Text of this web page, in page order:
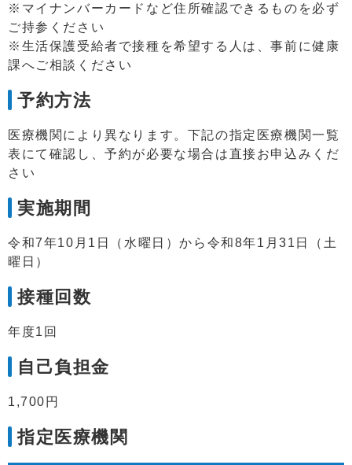
※マイナンバーカードなど住所確認できるものを必ず
ご持参ください
※生活保護受給者で接種を希望する人は、事前に健康
課へご相談ください
予約方法
医療機関により異なります。下記の指定医療機関一覧
表にて確認し、予約が必要な場合は直接お申込みくだ
さい
実施期間
令和7年10月1日（水曜日）から令和8年1月31日（土
曜日）
接種回数
年度1回
自己負担金
1,700円
指定医療機関